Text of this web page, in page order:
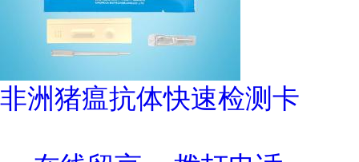
非洲猪瘟抗体快速检测卡